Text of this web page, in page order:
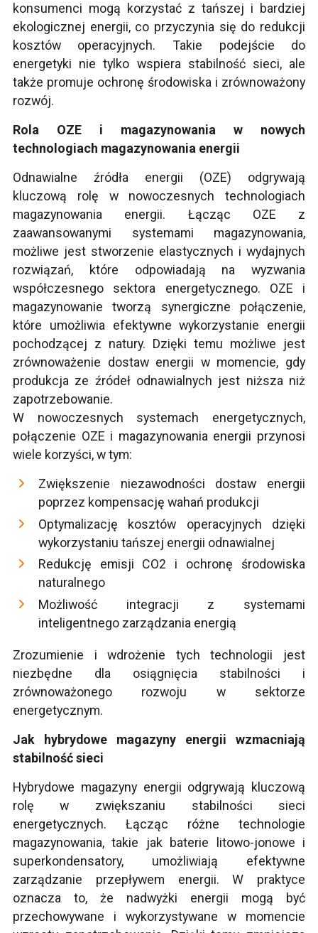
konsumenci mogą korzystać z tańszej i bardziej
ekologicznej energii, co przyczynia się do redukcji
kosztów operacyjnych. Takie podejście do
energetyki nie tylko wspiera stabilność sieci, ale
także promuje ochronę środowiska i zrównoważony
rozwój.
Rola OZE i magazynowania w nowych
technologiach magazynowania energii
Odnawialne źródła energii (OZE) odgrywają
kluczową rolę w nowoczesnych technologiach
magazynowania energii. Łącząc OZE z
zaawansowanymi systemami magazynowania,
możliwe jest stworzenie elastycznych i wydajnych
rozwiązań, które odpowiadają na wyzwania
współczesnego sektora energetycznego. OZE i
magazynowanie tworzą synergiczne połączenie,
które umożliwia efektywne wykorzystanie energii
pochodzącej z natury. Dzięki temu możliwe jest
zrównoważenie dostaw energii w momencie, gdy
produkcja ze źródeł odnawialnych jest niższa niż
zapotrzebowanie.
W nowoczesnych systemach energetycznych,
połączenie OZE i magazynowania energii przynosi
wiele korzyści, w tym:
Zwiększenie niezawodności dostaw energii
poprzez kompensację wahań produkcji
Optymalizację kosztów operacyjnych dzięki
wykorzystaniu tańszej energii odnawialnej
Redukcję emisji CO2 i ochronę środowiska
naturalnego
Możliwość integracji z systemami
inteligentnego zarządzania energią
Zrozumienie i wdrożenie tych technologii jest
niezbędne dla osiągnięcia stabilności i
zrównoważonego rozwoju w sektorze
energetycznym.
Jak hybrydowe magazyny energii wzmacniają
stabilność sieci
Hybrydowe magazyny energii odgrywają kluczową
rolę w zwiększaniu stabilności sieci
energetycznych. Łącząc różne technologie
magazynowania, takie jak baterie litowo-jonowe i
superkondensatory, umożliwiają efektywne
zarządzanie przepływem energii. W praktyce
oznacza to, że nadwyżki energii mogą być
przechowywane i wykorzystywane w momencie